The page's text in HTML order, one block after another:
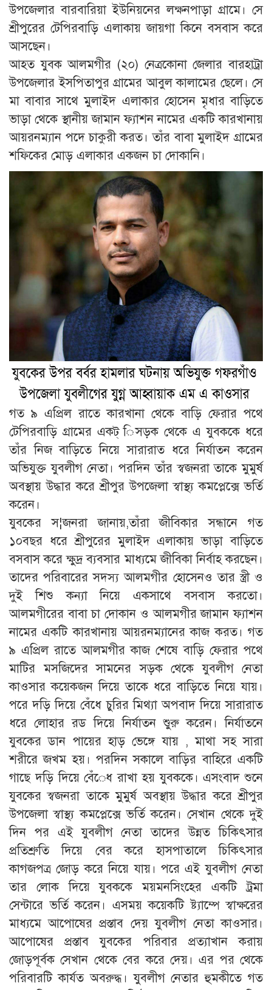
উপজেলার বারবারিয়া ইউনিয়নের লক্ষনপাড়া গ্রামে। সে
শ্রীপুরের টেপিরবাড়ি এলাকায় জায়গা কিনে বসবাস করে
আসছেন।
আহত যুবক আলমগীর (২০) নেত্রকোনা জেলার বারহাট্রা
উপজেলার ইসপিতাপুর গ্রামের আবুল কালামের ছেলে। সে
মা বাবার সাথে মুলাইদ এলাকার হোসেন মৃধার বাড়িতে
ভাড়া থেকে স্থানীয় জামান ফ্যাশন নামের একটি কারখানায়
আয়রনম্যান পদে চাকুরী করত। তাঁর বাবা মুলাইদ গ্রামের
শফিকের মোড় এলাকার একজন চা দোকানি।
গত ৯ এপ্রিল রাতে কারখানা থেকে বাড়ি ফেরার পথে
টেপিরবাড়ি গ্রামের একট্ িসড়ক থেকে এ যুবককে ধরে
তাঁর নিজ বাড়িতে নিয়ে সারারাত ধরে নির্যাতন করেন
অভিযুক্ত যুবলীগ নেতা। পরদিন তাঁর স্বজনরা তাকে মুমুর্ষ
অবস্থায় উদ্ধার করে শ্রীপুর উপজেলা স্বাস্থ্য কমপ্লেক্সে ভর্তি
করেন।
যুবকের স¦জনরা জানায়,তাঁরা জীবিকার সন্ধানে গত
১০বছর ধরে শ্রীপুরের মুলাইদ এলাকায় ভাড়া বাড়িতে
বসবাস করে ক্ষুদ্র ব্যবসার মাধ্যমে জীবিকা নির্বাহ করছেন।
তাদের পরিবারের সদস্য আলমগীর হোসেনও তার স্ত্রী ও
দুই শিশু কন্যা নিয়ে একসাথে বসবাস করতো।
আলমগীরের বাবা চা দোকান ও আলমগীর জামান ফ্যাশন
নামের একটি কারখানায় আয়রনম্যানের কাজ করত। গত
৯ এপ্রিল রাতে আলমগীর কাজ শেষে বাড়ি ফেরার পথে
মাটির মসজিদের সামনের সড়ক থেকে যুবলীগ নেতা
কাওসার কয়েকজন দিয়ে তাকে ধরে বাড়িতে নিয়ে যায়।
পরে দড়ি দিয়ে বেঁধে চুরির মিথ্যা অপবাদ দিয়ে সারারাত
ধরে লোহার রড দিয়ে নির্যাতন শুুরু করেন। নির্যাতনে
যুবকের ডান পায়ের হাড় ভেঙ্গে যায় , মাথা সহ সারা
শরীরে জখম হয়। পরদিন সকালে বাড়ির বাহিরে একটি
গাছে দড়ি দিয়ে বেঁেধ রাখা হয় যুবককে। এসংবাদ শুনে
যুবকের স্বজনরা তাকে মুমুর্ষ অবস্থায় উদ্ধার করে শ্রীপুর
উপজেলা স্বাস্থ্য কমপ্লেক্সে ভর্তি করেন। সেখান থেকে দুই
দিন পর এই যুবলীগ নেতা তাদের উন্নত চিকিৎসার
প্রতিশ্রুতি দিয়ে বের করে হাসপাতালে চিকিৎসার
কাগজপত্র জোড় করে নিয়ে যায়। পরে এই যুবলীগ নেতা
তার লোক দিয়ে যুবককে ময়মনসিংহের একটি ট্রমা
সেন্টারে ভর্তি করেন। এসময় কয়েকটি ষ্ট্যাম্পে স্বাক্ষরের
মাধ্যমে আপোষের প্রস্তাব দেয় যুবলীগ নেতা কাওসার।
আপোষের প্রস্তাব যুবকের পরিবার প্রত্যাখান করায়
জোড়পূর্বক সেখান থেকে বের করে দেয়। এর পর থেকে
পরিবারটি কার্যত অবরুদ্ধ। যুবলীগ নেতার হুমকীতে গত